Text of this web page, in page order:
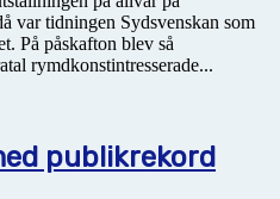
var tidningen Sydsvenskan som
På påskafton blev så
rymdkonstintresserade...
publikrekord